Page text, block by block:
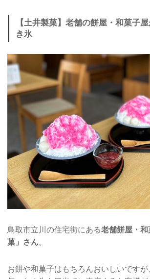
【土井製菓】老舗の餅屋・和菓子
き氷
鳥取市立川の住宅街にある老舗餅屋・
菓」さん。
お餅や和菓子はもちろんおいしいです